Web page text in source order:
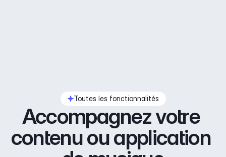
Toutes les fonctionnalités
Accompagnez votre
contenu ou application